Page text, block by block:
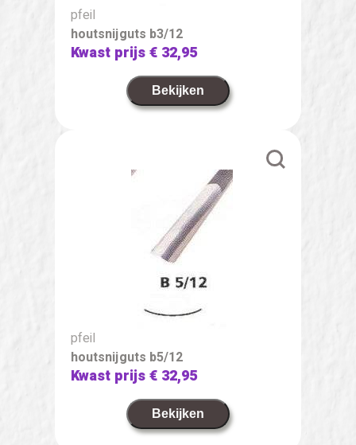
pfeil
houtsnijguts b3/12
Kwast prijs€ 32,95
Bekijken
pfeil
houtsnijguts b5/12
Kwast prijs€ 32,95
Bekijken